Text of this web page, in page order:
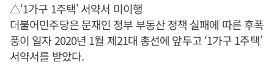
△‘1가구 1주택’ 서약서 미이행
더불어민주당은 문재인 정부 부동산 정책 실패에 따른 후폭
풍이 일자 2020년 1월 제21대 총선에 앞두고 ‘1가구 1주택’
서약서를 받았다.